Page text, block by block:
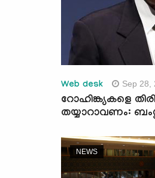
Web desk Sep 28,
റോഹിങ്ക്യകളെ
തയ്യാറാവണം:
NEWS